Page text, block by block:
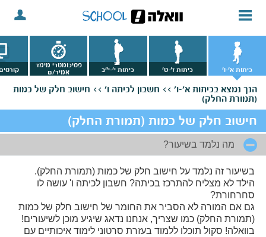
כיתות א'-ו' כיתות ז'-ט' כיתות י'-י"ב
פסיכומטרי מימד
אמיר/ם
הנך נמצא בכיתות א'-ו' >> חשבון לכיתה ו' >> חישוב חלק של כמות
(תמורת החלק)
חישוב חלק של כמות (תמורת החלק)
מה נלמד בשיעור?
בשיעור זה נלמד על חישוב חלק של כמות (תמורת החלק).
הילד לא מצליח להתרכז בכיתה? חשבון לכיתה ו' עושה לו
סחרחורת?
גם אם המורה לא הסביר את החומר של חישוב חלק של כמות
(תמורת החלק) כמו שצריך, אנחנו נדאג שיגיע מוכן לשיעורים!
בוואלה! סקול תוכלו ללמוד בעזרת סרטוני לימוד איכותיים עם